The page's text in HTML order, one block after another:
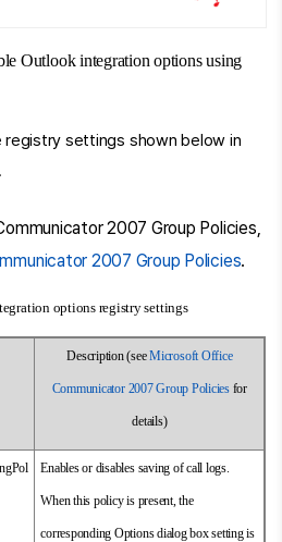
Outlook integration options using
registry settings shown below in
2007 Group Policies,
2007 Group Policies.
options registry settings
Description (seeMicrosoft Office
Communicator 2007 Group Policies for
details)
Enables or disables saving of call logs.
When this policy is present, the
corresponding Options dialog box setting is